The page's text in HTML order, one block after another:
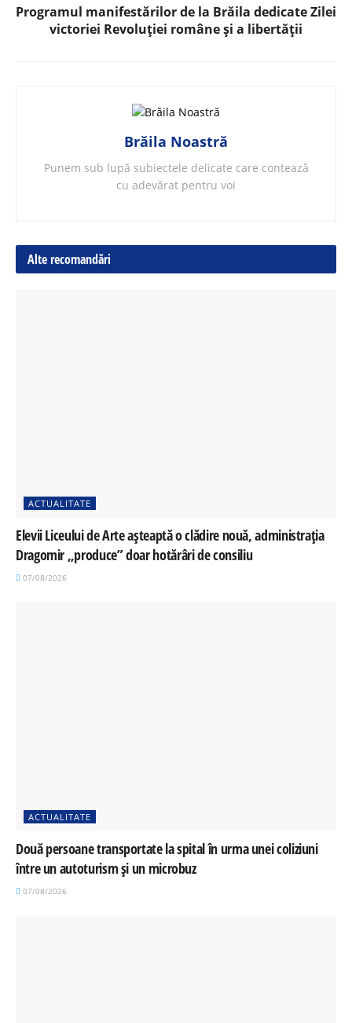
Programul manifestărilor de la Brăila dedicate Zilei
victoriei Revoluției române și a libertății
Brăila Noastră
Punem sub lupă subiectele delicate care contează
cu adevărat pentru voi
Alte recomandări
ACTUALITATE
Elevii Liceului de Arte așteaptă o clădire nouă, administrația
Dragomir „produce” doar hotărâri de consiliu
07/08/2026
ACTUALITATE
Două persoane transportate la spital în urma unei coliziuni
între un autoturism și un microbuz
07/08/2026